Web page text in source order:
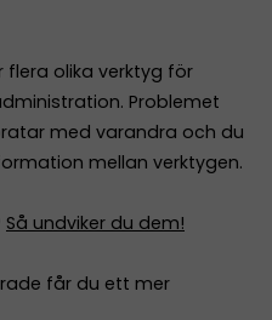
olika verktyg för
Problemet
med varandra och du
mellan verktygen.
Så undviker du dem!
får du ett mer